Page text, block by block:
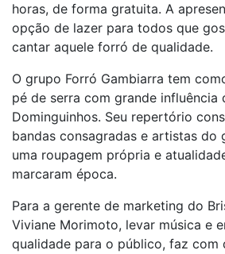
horas, de forma gratuita. A
opção de lazer para todos que
cantar aquele forró de qualidade.
O grupo Forró Gambiarra tem
pé de serra com grande influência
Dominguinhos. Seu repertório
bandas consagradas e artistas do
uma roupagem própria e
marcaram época.
Para a gerente de marketing do
Viviane Morimoto, levar música e
qualidade para o público, faz com